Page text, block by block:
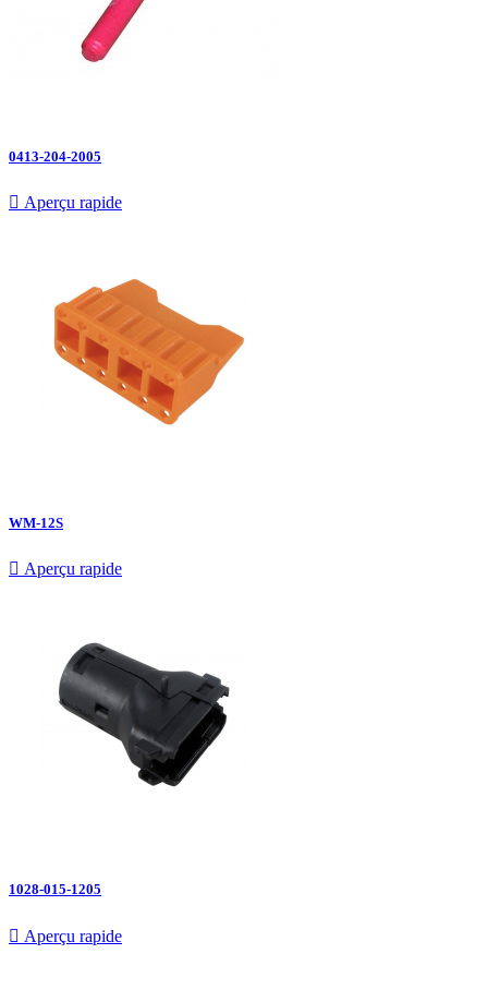
0413-204-2005
 Aperçu rapide
WM-12S
 Aperçu rapide
1028-015-1205
 Aperçu rapide